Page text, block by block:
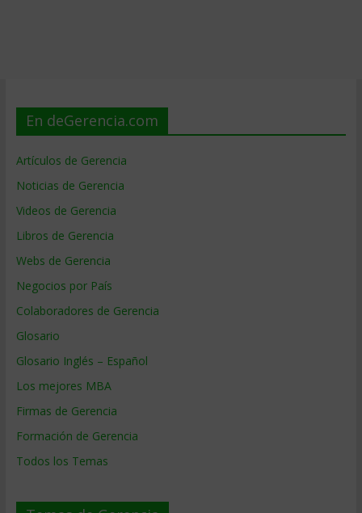
En deGerencia.com
Artículos de Gerencia
Noticias de Gerencia
Videos de Gerencia
Libros de Gerencia
Webs de Gerencia
Negocios por País
Colaboradores de Gerencia
Glosario
Glosario Inglés – Español
Los mejores MBA
Firmas de Gerencia
Formación de Gerencia
Todos los Temas